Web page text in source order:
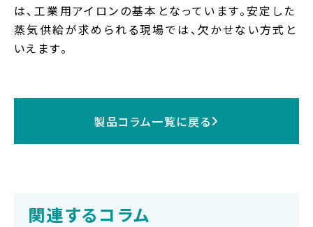
は、工業用アイロンの基本となっています。安定した
蒸気供給が求められる現場では、欠かせない方式と
いえます。
製品コラム一覧に戻る
関連するコラム